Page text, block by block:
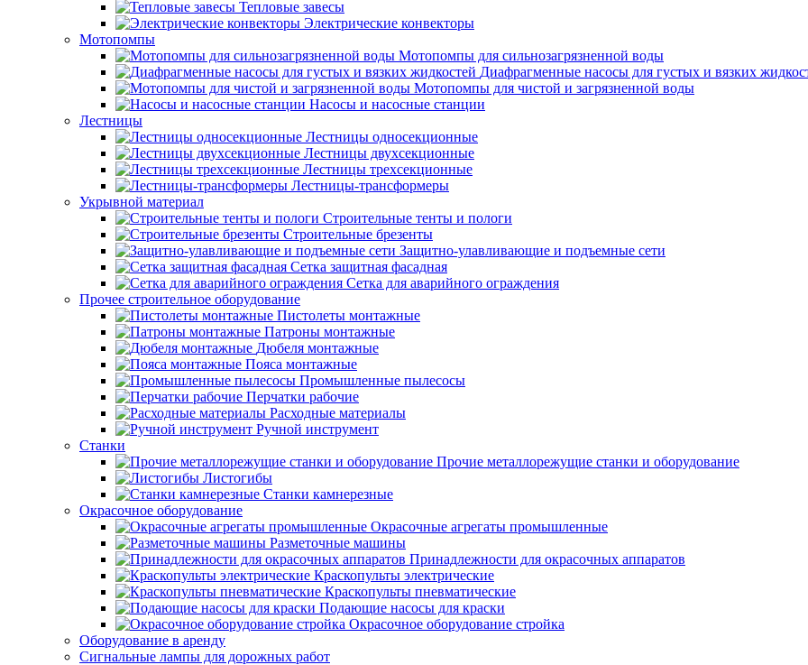
Тепловые завесы
Электрические конвекторы
Мотопомпы
Мотопомпы для сильнозагрязненной воды
Диафрагменные насосы для густых и вязких
Мотопомпы для чистой и загрязненной воды
Насосы и насосные станции
Лестницы
Лестницы односекционные
Лестницы двухсекционные
Лестницы трехсекционные
Лестницы-трансформеры
Укрывной материал
Строительные тенты и пологи
Строительные брезенты
Защитно-улавливающие и подъемные сети
Сетка защитная фасадная
Сетка для аварийного ограждения
Прочее строительное оборудование
Пистолеты монтажные
Патроны монтажные
Дюбеля монтажные
Пояса монтажные
Промышленные пылесосы
Перчатки рабочие
Расходные материалы
Ручной инструмент
Станки
Прочие металлорежущие станки и оборудование
Листогибы
Станки камнерезные
Окрасочное оборудование
Окрасочные агрегаты промышленные
Разметочные машины
Принадлежности для окрасочных аппаратов
Краскопульты электрические
Краскопульты пневматические
Подающие насосы для краски
Окрасочное оборудование стройка
Оборудование в аренду
Сигнальные лампы для дорожных работ